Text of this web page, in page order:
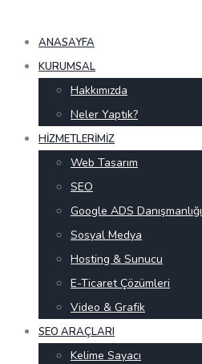
ANASAYFA
KURUMSAL
Hakkımızda
Neler Yaptık?
HIZMETLERIMIZ
Web Tasarım
SEO
Google ADS Danışmanlığı
Sosyal Medya
Hosting & Sunucu
E-Ticaret Çözümleri
Video & Grafik
SEO ARAÇLARI
Kelime Sayacı